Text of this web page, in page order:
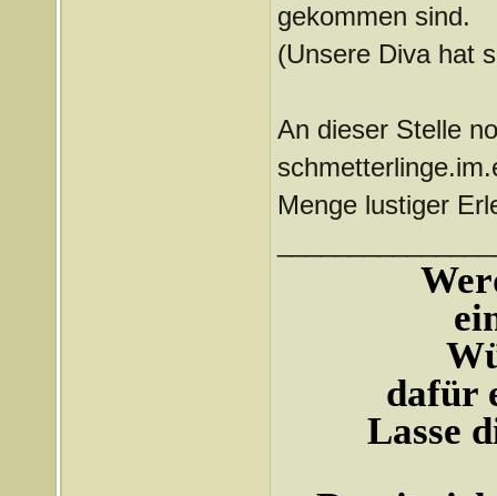
gekommen sind.
(Unsere Diva hat
An dieser Stelle
Menge lustiger
dafür
Lasse